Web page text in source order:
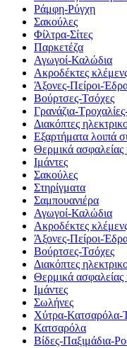
Ράμφη-Ρύγχη
Σακούλες
Φίλτρα-Σίτες
Παρκετέζα
Αγωγοί-Καλώδια
Ακροδέκτες
Άξονες-Πείροι-
Βούρτσες-Τσόχες
Γρανάζια-
Διακόπτες
Εξαρτήματα λοιπά
Θερμικά
Ιμάντες
Σακούλες
Στηρίγματα
Σαμπουανιέρα
Αγωγοί-Καλώδια
Ακροδέκτες
Άξονες-Πείροι-
Βούρτσες-Τσόχες
Διακόπτες
Θερμικά
Ιμάντες
Σωλήνες
Χύτρα-Κατσαρόλα-
Κατσαρόλα
Βίδες-Παξιμάδια-